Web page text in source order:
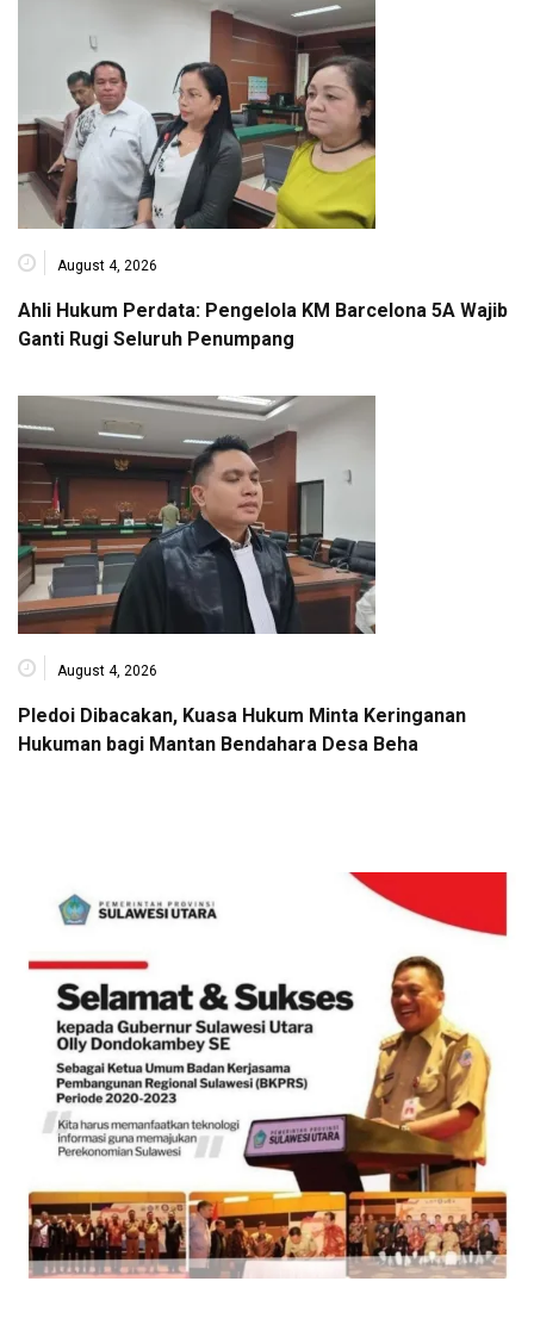
August 4, 2026
Ahli Hukum Perdata: Pengelola KM Barcelona 5A Wajib
Ganti Rugi Seluruh Penumpang
August 4, 2026
Pledoi Dibacakan, Kuasa Hukum Minta Keringanan
Hukuman bagi Mantan Bendahara Desa Beha